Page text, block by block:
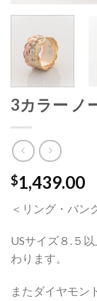
3カラー ノ
$1,439.00
＜リング・バン
USサイズ８.５
わります。
またダイヤモン